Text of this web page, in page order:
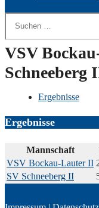
Suchen
nach:
VSV
Schneeberg
Ergebnisse
Ergebnisse
Mannschaft
VSV Bockau-Lauter II
SV Schneeberg II